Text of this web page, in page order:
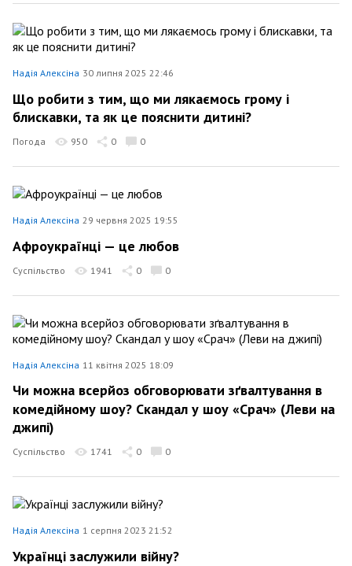
Надія Алексіна 30 липня 2025 22:46
Що робити з тим, що ми лякаємось грому і
блискавки, та як це пояснити дитині?
Погода 950 0 0
Надія Алексіна 29 червня 2025 19:55
Афроукраїнці — це любов
Суспільство 1941 0 0
Надія Алексіна 11 квітня 2025 18:09
Чи можна всерйоз обговорювати зґвалтування в
комедійному шоу? Скандал у шоу «Срач» (Леви на
джипі)
Суспільство 1741 0 0
Надія Алексіна 1 серпня 2023 21:52
Українці заслужили війну?